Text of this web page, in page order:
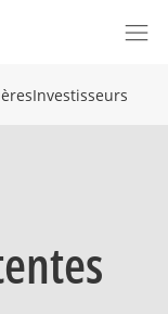
Investisseurs